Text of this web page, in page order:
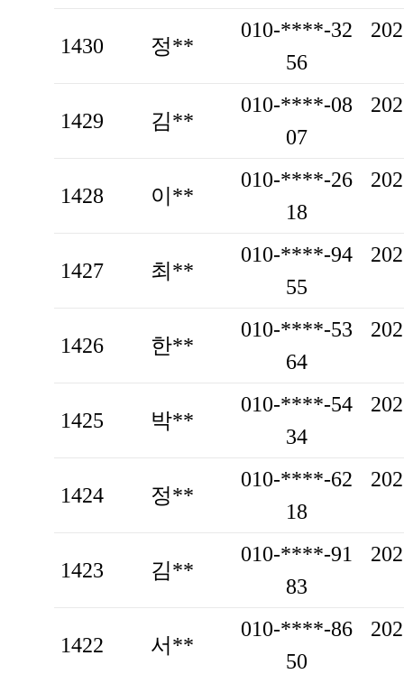
1430 정**
010-****-32
56
1429 김**
010-****-08
07
1428 이**
010-****-26
18
1427 최**
010-****-94
55
1426 한**
010-****-53
64
1425 박**
010-****-54
34
1424 정**
010-****-62
18
1423 김**
010-****-91
83
1422 서**
010-****-86
50